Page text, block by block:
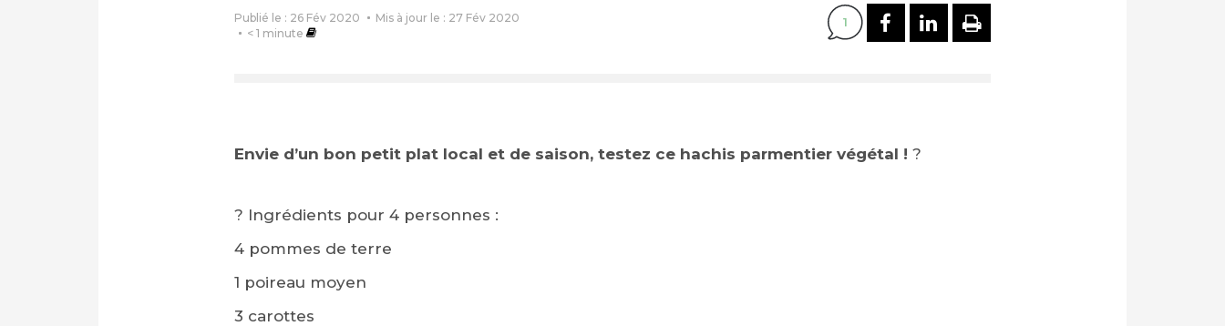
Publié le : 26 Fév 2020
Mis à jour le : 27 Fév 2020
< 1 minute
1 PARTAGER SUR FACEBOOK
PARTAGER SUR
IMPRIMER
Envie d’un bon petit plat local et de saison, testez ce hachis parmentier végétal ! ?
? Ingrédients pour 4 personnes :
4 pommes de terre
1 poireau moyen
3 carottes